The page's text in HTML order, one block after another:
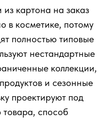
из картона на заказ
в косметике, потому
полностью типовые
нестандартные
коллекции,
и сезонные
проектируют под
способ